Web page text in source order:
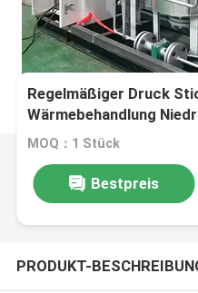
Regelmäßiger Druck
Wärmebehandlung
MOQ：1 Stück
Bestpreis
PRODUKT-